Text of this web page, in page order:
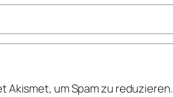
Akismet, um Spam zu reduzieren.